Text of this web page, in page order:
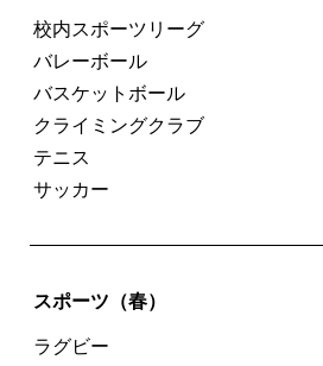
校内スポーツリーグ
バレーボール
バスケットボール
クライミングクラブ
テニス
サッカー
スポーツ（春）
ラグビー